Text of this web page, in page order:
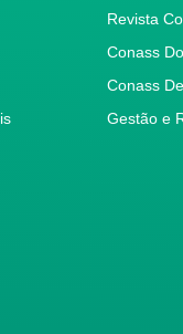
Revista
Conass
Conass
Gestão e